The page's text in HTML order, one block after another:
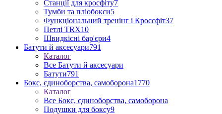
Станції для кросфіту7
Тумби та пліобокси5
Функціональний тренінг і Кроссфіт37
Петлі TRX10
Швидкісні бар'єри4
Батути й аксесуари791
Каталог
Все Батути й аксесуари
Батути791
Бокс, єдиноборства, самоборона1770
Каталог
Все Бокс, єдиноборства, самоборона
Подушки для боксу9